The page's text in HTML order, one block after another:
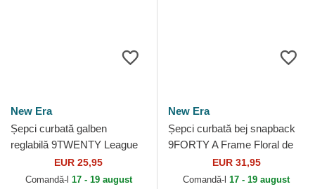
New Era
Șepci curbată galben
reglabilă 9TWENTY League
Essential Midi de New York
Yankees MLB de New Era
EUR 25,95
Comandă-l 17 - 19 august
New Era
Șepci curbată bej snapback
9FORTY A Frame Floral de
Los Angeles Dodgers MLB
de New Era
EUR 31,95
Comandă-l 17 - 19 august